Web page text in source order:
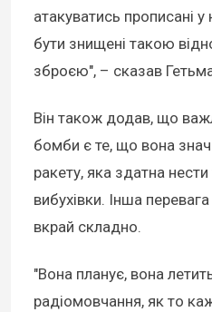
атакуватись прописані у
бути знищені такою
зброєю", – сказав
Він також додав, що
бомби є те, що вона
ракету, яка здатна нести
вибухівки. Інша
вкрай складно.
"Вона планує, вона
радіомовчання, як то